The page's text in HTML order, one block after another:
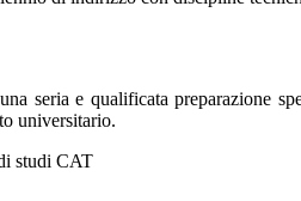
seria e qualificata preparazione
universitario.